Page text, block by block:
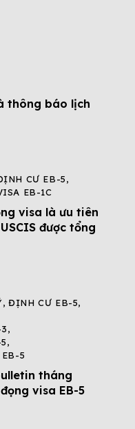
thông báo lịch
CƯ EB-5,
EB-1C
visa là ưu tiên
được tổng
,ĐỊNH CƯ EB-5,
,
,
5
tháng
visa EB-5